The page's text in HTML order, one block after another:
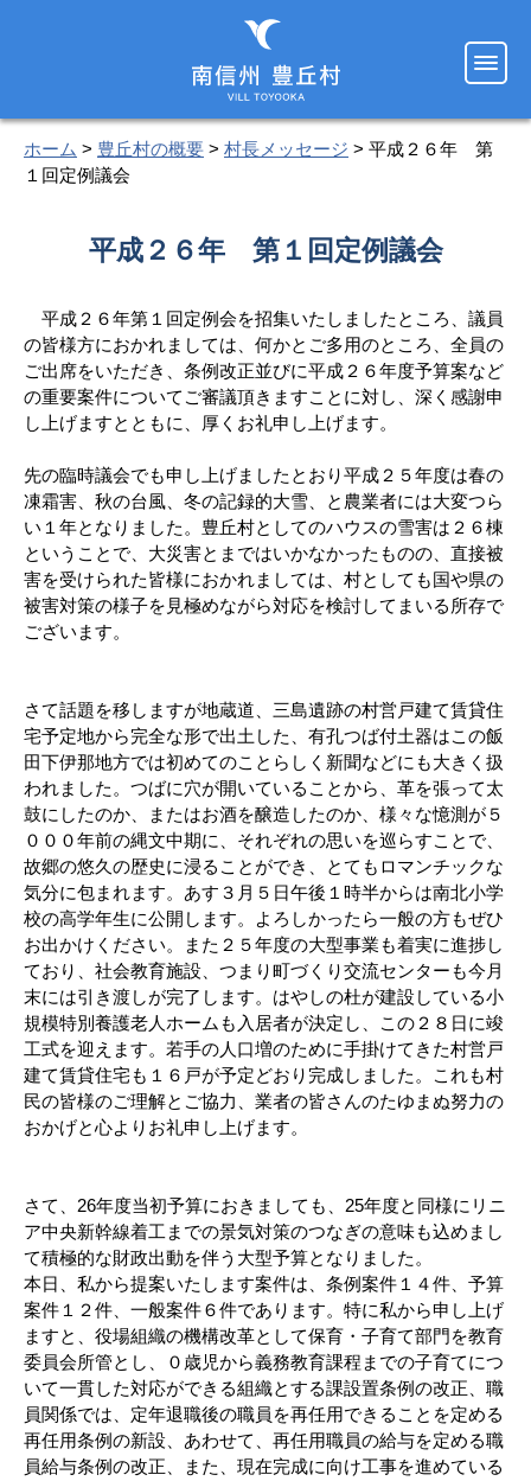
ホーム > 豊丘村の概要 > 村長メッセージ > 平成２６年 第
１回定例議会
平成２６年 第１回定例議会
平成２６年第１回定例会を招集いたしましたところ、議員
の皆様方におかれましては、何かとご多用のところ、全員の
ご出席をいただき、条例改正並びに平成２６年度予算案など
の重要案件についてご審議頂きますことに対し、深く感謝申
し上げますとともに、厚くお礼申し上げます。
先の臨時議会でも申し上げましたとおり平成２５年度は春の
凍霜害、秋の台風、冬の記録的大雪、と農業者には大変つら
い１年となりました。豊丘村としてのハウスの雪害は２６棟
ということで、大災害とまではいかなかったものの、直接被
害を受けられた皆様におかれましては、村としても国や県の
被害対策の様子を見極めながら対応を検討してまいる所存で
ございます。
さて話題を移しますが地蔵道、三島遺跡の村営戸建て賃貸住
宅予定地から完全な形で出土した、有孔つば付土器はこの飯
田下伊那地方では初めてのことらしく新聞などにも大きく扱
われました。つばに穴が開いていることから、革を張って太
鼓にしたのか、またはお酒を醸造したのか、様々な憶測が５
０００年前の縄文中期に、それぞれの思いを巡らすことで、
故郷の悠久の歴史に浸ることができ、とてもロマンチックな
気分に包まれます。あす３月５日午後１時半からは南北小学
校の高学年生に公開します。よろしかったら一般の方もぜひ
お出かけください。また２５年度の大型事業も着実に進捗し
ており、社会教育施設、つまり町づくり交流センターも今月
末には引き渡しが完了します。はやしの杜が建設している小
規模特別養護老人ホームも入居者が決定し、この２８日に竣
工式を迎えます。若手の人口増のために手掛けてきた村営戸
建て賃貸住宅も１６戸が予定どおり完成しました。これも村
民の皆様のご理解とご協力、業者の皆さんのたゆまぬ努力の
おかげと心よりお礼申し上げます。
さて、26年度当初予算におきましても、25年度と同様にリニ
ア中央新幹線着工までの景気対策のつなぎの意味も込めまし
て積極的な財政出動を伴う大型予算となりました。
本日、私から提案いたします案件は、条例案件１４件、予算
案件１２件、一般案件６件であります。特に私から申し上げ
ますと、役場組織の機構改革として保育・子育て部門を教育
委員会所管とし、０歳児から義務教育課程までの子育てにつ
いて一貫した対応ができる組織とする課設置条例の改正、職
員関係では、定年退職後の職員を再任用できることを定める
再任用条例の新設、あわせて、再任用職員の給与を定める職
員給与条例の改正、また、現在完成に向け工事を進めている